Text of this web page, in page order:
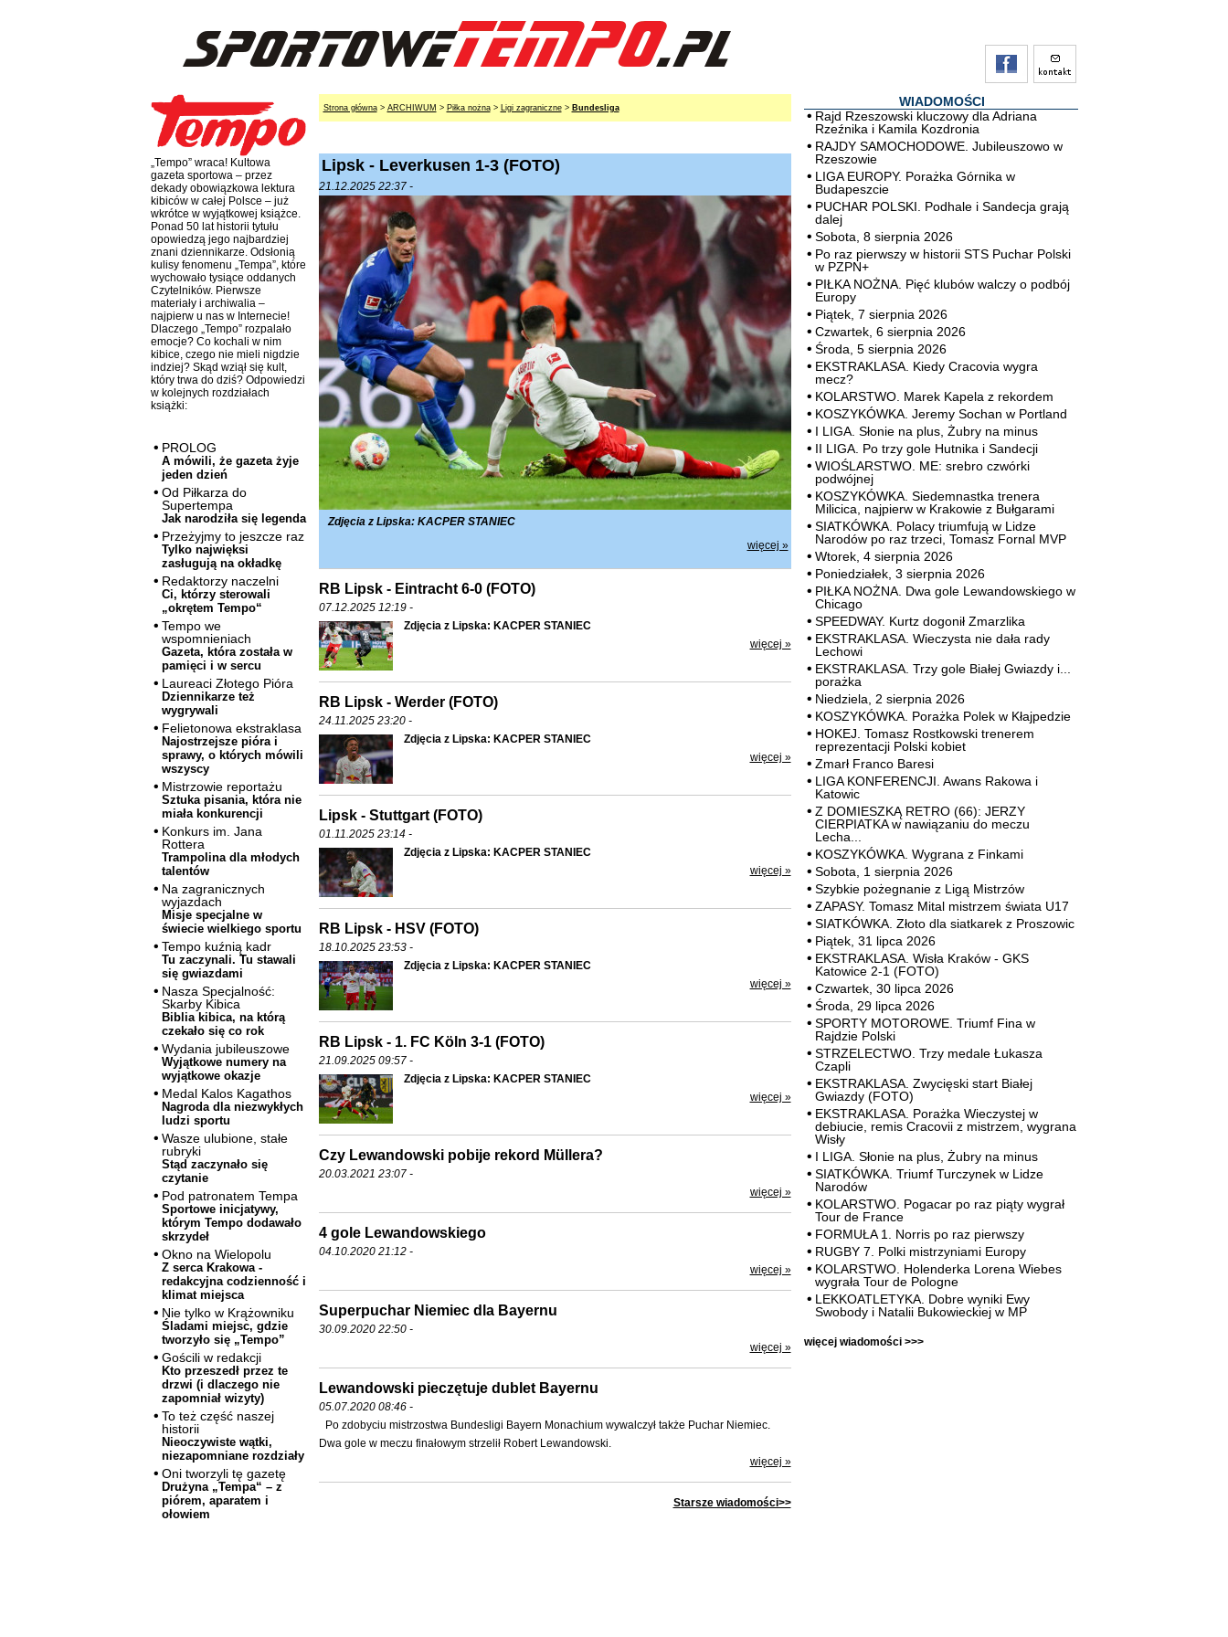
„Tempo” wraca! Kultowa
gazeta sportowa – przez
dekady obowiązkowa lektura
kibiców w całej Polsce – już
wkrótce w wyjątkowej książce.
Ponad 50 lat historii tytułu
opowiedzą jego najbardziej
znani dziennikarze. Odsłonią
kulisy fenomenu „Tempa”, które
wychowało tysiące oddanych
Czytelników. Pierwsze
materiały i archiwalia –
najpierw u nas w Internecie!
Dlaczego „Tempo” rozpalało
emocje? Co kochali w nim
kibice, czego nie mieli nigdzie
indziej? Skąd wziął się kult,
który trwa do dziś? Odpowiedzi
w kolejnych rozdziałach
książki:
PROLOG
A mówili, że gazeta żyje
jeden dzień
Od Piłkarza do
Supertempa
Jak narodziła się legenda
Przeżyjmy to jeszcze raz
Tylko najwięksi
zasługują na okładkę
Redaktorzy naczelni
Ci, którzy sterowali
„okrętem Tempo“
Tempo we
wspomnieniach
Gazeta, która została w
pamięci i w sercu
Laureaci Złotego Pióra
Dziennikarze też
wygrywali
Felietonowa ekstraklasa
Najostrzejsze pióra i
sprawy, o których mówili
wszyscy
Mistrzowie reportażu
Sztuka pisania, która nie
miała konkurencji
Konkurs im. Jana
Rottera
Trampolina dla młodych
talentów
Na zagranicznych
wyjazdach
Misje specjalne w
świecie wielkiego sportu
Tempo kuźnią kadr
Tu zaczynali. Tu stawali
się gwiazdami
Nasza Specjalność:
Skarby Kibica
Biblia kibica, na którą
czekało się co rok
Wydania jubileuszowe
Wyjątkowe numery na
wyjątkowe okazje
Medal Kalos Kagathos
Nagroda dla niezwykłych
ludzi sportu
Wasze ulubione, stałe
rubryki
Stąd zaczynało się
czytanie
Pod patronatem Tempa
Sportowe inicjatywy,
którym Tempo dodawało
skrzydeł
Okno na Wielopolu
Z serca Krakowa -
redakcyjna codzienność i
klimat miejsca
Nie tylko w Krążowniku
Śladami miejsc, gdzie
tworzyło się „Tempo”
Gościli w redakcji
Kto przeszedł przez te
drzwi (i dlaczego nie
zapomniał wizyty)
To też część naszej
historii
Nieoczywiste wątki,
niezapomniane rozdziały
Oni tworzyli tę gazetę
Drużyna „Tempa“ – z
piórem, aparatem i
ołowiem
Strona główna> ARCHIWUM > Piłka nożna> Ligi zagraniczne> Bundesliga
Lipsk - Leverkusen 1-3 (FOTO)
21.12.2025 22:37 -
Zdjęcia z Lipska: KACPER STANIEC
więcej »
RB Lipsk - Eintracht 6-0 (FOTO)
07.12.2025 12:19 -
Zdjęcia z Lipska: KACPER STANIEC
więcej »
RB Lipsk - Werder (FOTO)
24.11.2025 23:20 -
Zdjęcia z Lipska: KACPER STANIEC
więcej »
Lipsk - Stuttgart (FOTO)
01.11.2025 23:14 -
Zdjęcia z Lipska: KACPER STANIEC
więcej »
RB Lipsk - HSV (FOTO)
18.10.2025 23:53 -
Zdjęcia z Lipska: KACPER STANIEC
więcej »
RB Lipsk - 1. FC Köln 3-1 (FOTO)
21.09.2025 09:57 -
Zdjęcia z Lipska: KACPER STANIEC
więcej »
Czy Lewandowski pobije rekord Müllera?
20.03.2021 23:07 -
więcej »
4 gole Lewandowskiego
04.10.2020 21:12 -
więcej »
Superpuchar Niemiec dla Bayernu
30.09.2020 22:50 -
więcej »
Lewandowski pieczętuje dublet Bayernu
05.07.2020 08:46 -
Po zdobyciu mistrzostwa Bundesligi Bayern Monachium wywalczył także Puchar Niemiec.
Dwa gole w meczu finałowym strzelił Robert Lewandowski.
więcej »
Starsze wiadomości>>
WIADOMOŚCI
Rajd Rzeszowski kluczowy dla Adriana
Rzeźnika i Kamila Kozdronia
RAJDY SAMOCHODOWE. Jubileuszowo w
Rzeszowie
LIGA EUROPY. Porażka Górnika w
Budapeszcie
PUCHAR POLSKI. Podhale i Sandecja grają
dalej
Sobota, 8 sierpnia 2026
Po raz pierwszy w historii STS Puchar Polski
w PZPN+
PIŁKA NOŻNA. Pięć klubów walczy o podbój
Europy
Piątek, 7 sierpnia 2026
Czwartek, 6 sierpnia 2026
Środa, 5 sierpnia 2026
EKSTRAKLASA. Kiedy Cracovia wygra
mecz?
KOLARSTWO. Marek Kapela z rekordem
KOSZYKÓWKA. Jeremy Sochan w Portland
I LIGA. Słonie na plus, Żubry na minus
II LIGA. Po trzy gole Hutnika i Sandecji
WIOŚLARSTWO. ME: srebro czwórki
podwójnej
KOSZYKÓWKA. Siedemnastka trenera
Milicica, najpierw w Krakowie z Bułgarami
SIATKÓWKA. Polacy triumfują w Lidze
Narodów po raz trzeci, Tomasz Fornal MVP
Wtorek, 4 sierpnia 2026
Poniedziałek, 3 sierpnia 2026
PIŁKA NOŻNA. Dwa gole Lewandowskiego w
Chicago
SPEEDWAY. Kurtz dogonił Zmarzlika
EKSTRAKLASA. Wieczysta nie dała rady
Lechowi
EKSTRAKLASA. Trzy gole Białej Gwiazdy i...
porażka
Niedziela, 2 sierpnia 2026
KOSZYKÓWKA. Porażka Polek w Kłajpedzie
HOKEJ. Tomasz Rostkowski trenerem
reprezentacji Polski kobiet
Zmarł Franco Baresi
LIGA KONFERENCJI. Awans Rakowa i
Katowic
Z DOMIESZKĄ RETRO (66): JERZY
CIERPIATKA w nawiązaniu do meczu
Lecha...
KOSZYKÓWKA. Wygrana z Finkami
Sobota, 1 sierpnia 2026
Szybkie pożegnanie z Ligą Mistrzów
ZAPASY. Tomasz Mital mistrzem świata U17
SIATKÓWKA. Złoto dla siatkarek z Proszowic
Piątek, 31 lipca 2026
EKSTRAKLASA. Wisła Kraków - GKS
Katowice 2-1 (FOTO)
Czwartek, 30 lipca 2026
Środa, 29 lipca 2026
SPORTY MOTOROWE. Triumf Fina w
Rajdzie Polski
STRZELECTWO. Trzy medale Łukasza
Czapli
EKSTRAKLASA. Zwycięski start Białej
Gwiazdy (FOTO)
EKSTRAKLASA. Porażka Wieczystej w
debiucie, remis Cracovii z mistrzem, wygrana
Wisły
I LIGA. Słonie na plus, Żubry na minus
SIATKÓWKA. Triumf Turczynek w Lidze
Narodów
KOLARSTWO. Pogacar po raz piąty wygrał
Tour de France
FORMUŁA 1. Norris po raz pierwszy
RUGBY 7. Polki mistrzyniami Europy
KOLARSTWO. Holenderka Lorena Wiebes
wygrała Tour de Pologne
LEKKOATLETYKA. Dobre wyniki Ewy
Swobody i Natalii Bukowieckiej w MP
więcej wiadomości >>>